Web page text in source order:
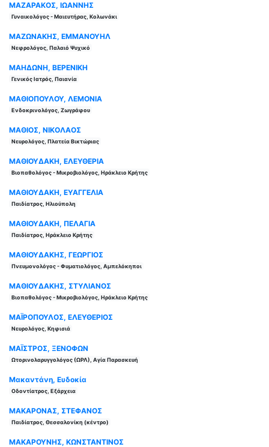
ΜΑΖΑΡΑΚΟΣ, ΙΩΑΝΝΗΣ
Γυναικολόγος - Μαιευτήρας, Κολωνάκι
ΜΑΖΩΝΑΚΗΣ, ΕΜΜΑΝΟΥΗΛ
Νεφρολόγος, Παλαιό Ψυχικό
ΜΑΗΔΩΝΗ, ΒΕΡΕΝΙΚΗ
Γενικός Ιατρός, Παιανία
ΜΑΘΙΟΠΟΥΛΟΥ, ΛΕΜΟΝΙΑ
Ενδοκρινολόγος, Ζωγράφου
ΜΑΘΙΟΣ, ΝΙΚΟΛΑΟΣ
Νευρολόγος, Πλατεία Βικτώριας
ΜΑΘΙΟΥΔΑΚΗ, ΕΛΕΥΘΕΡΙΑ
Βιοπαθολόγος - Μικροβιολόγος, Ηράκλειο Κρήτης
ΜΑΘΙΟΥΔΑΚΗ, ΕΥΑΓΓΕΛΙΑ
Παιδίατρος, Ηλιούπολη
ΜΑΘΙΟΥΔΑΚΗ, ΠΕΛΑΓΙΑ
Παιδίατρος, Ηράκλειο Κρήτης
ΜΑΘΙΟΥΔΑΚΗΣ, ΓΕΩΡΓΙΟΣ
Πνευμονολόγος - Φυματιολόγος, Αμπελόκηποι
ΜΑΘΙΟΥΔΑΚΗΣ, ΣΤΥΛΙΑΝΟΣ
Βιοπαθολόγος - Μικροβιολόγος, Ηράκλειο Κρήτης
ΜΑΪΡΟΠΟΥΛΟΣ, ΕΛΕΥΘΕΡΙΟΣ
Νευρολόγος, Κηφισιά
ΜΑΪΣΤΡΟΣ, ΞΕΝΟΦΩΝ
Ωτορινολαρυγγολόγος (ΩΡΛ), Αγία Παρασκευή
Μακαντάνη, Ευδοκία
Οδοντίατρος, Εξάρχεια
ΜΑΚΑΡΟΝΑΣ, ΣΤΕΦΑΝΟΣ
Παιδίατρος, Θεσσαλονίκη (κέντρο)
ΜΑΚΑΡΟΥΝΗΣ, ΚΩΝΣΤΑΝΤΙΝΟΣ